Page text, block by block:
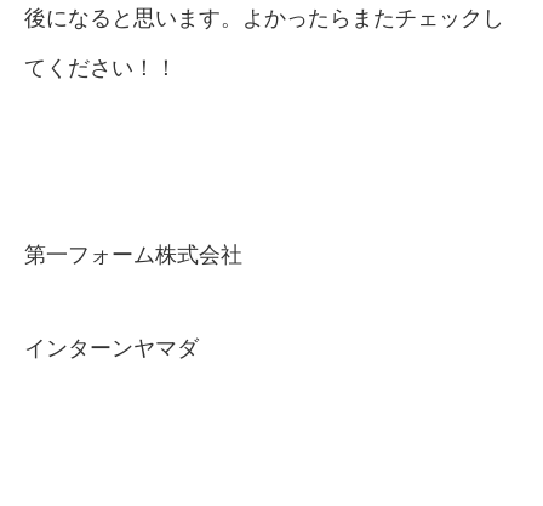
後になると思います。よかったらまたチェックし
てください！！
第一フォーム株式会社
インターンヤマダ